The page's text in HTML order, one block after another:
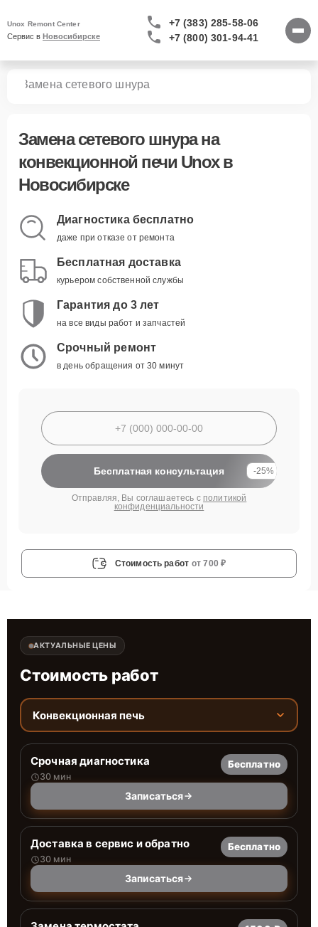
Unox Remont Center
Сервис в Новосибирске
+7 (383) 285-58-06
+7 (800) 301-94-41
Замена сетевого шнура
Замена сетевого шнурана
конвекционной печи Unox в
Новосибирске
Диагностика бесплатно
даже при отказе от ремонта
Бесплатная доставка
курьером собственной службы
Гарантия до 3 лет
на все виды работ и запчастей
Срочный ремонт
в день обращения от 30 минут
Бесплатная консультация -25%
Отправляя, Вы соглашаетесь с политикой
конфиденциальности
Стоимость работ от 700 ₽
АКТУАЛЬНЫЕ ЦЕНЫ
Стоимость работ
Конвекционная печь
Срочная диагностика
30 мин
Бесплатно
Записаться
Доставка в сервис и обратно
30 мин
Бесплатно
Записаться